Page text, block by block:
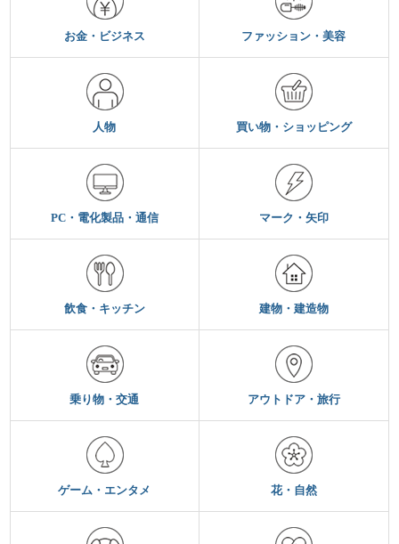
お金・ビジネス ファッション・美容
人物 買い物・ショッピング
PC・電化製品・通信 マーク・矢印
飲食・キッチン 建物・建造物
乗り物・交通 アウトドア・旅行
ゲーム・エンタメ 花・自然